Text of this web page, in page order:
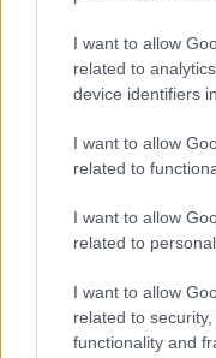
I want to allow
related to
device identifiers
I want to allow
related to
I want to allow
related to
I want to allow
related to
functionality and
jūtas…” Elīna
Didrihsone atklāti
laiku pēc dēla